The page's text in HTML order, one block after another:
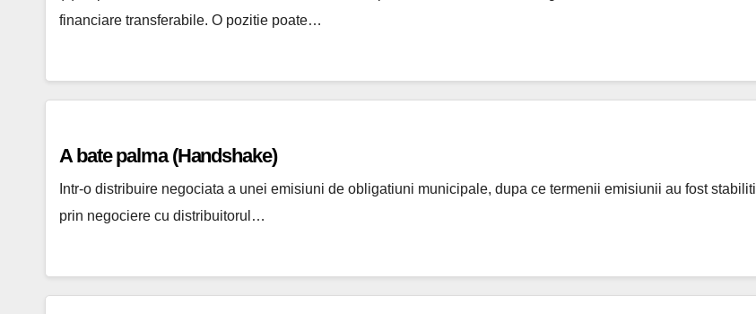
financiare transferabile. O pozitie poate…
A bate palma (Handshake)
Intr-o distribuire negociata a unei emisiuni de obligatiuni municipale, dupa ce termenii emisiunii au fost stabiliti
prin negociere cu distribuitorul…